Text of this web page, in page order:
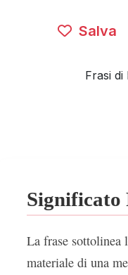
Salva
Frasi di
Significato
La frase sottolinea
materiale di una